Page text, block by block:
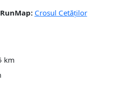
Crosul Cetăților
km